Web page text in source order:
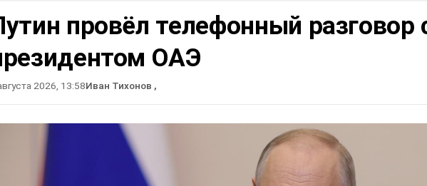
провёл телефонный разговор
ОАЭ
2026, 13:58Иван Тихонов ,